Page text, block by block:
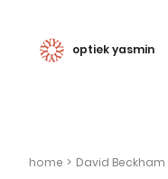
optiek yasmin
home > David Beckham